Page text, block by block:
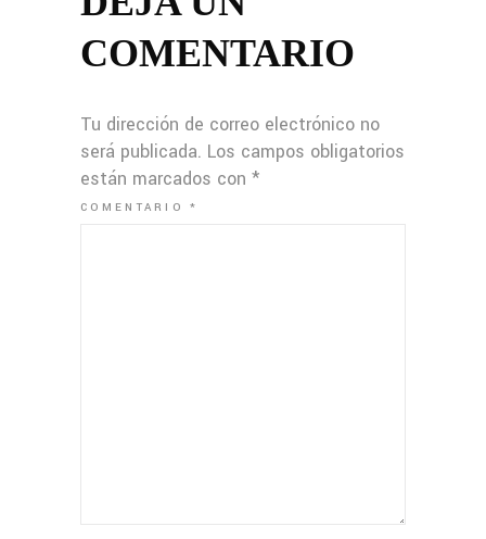
COMENTARIO
Tu dirección de correo electrónico no
será publicada. Los campos obligatorios
están marcados con *
COMENTARIO*